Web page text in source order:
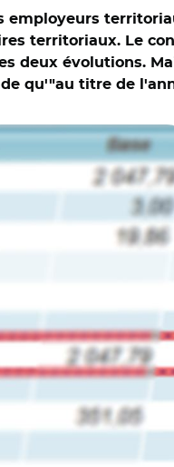
territoriaux. Le
deux évolutions.
qu'"au titre de